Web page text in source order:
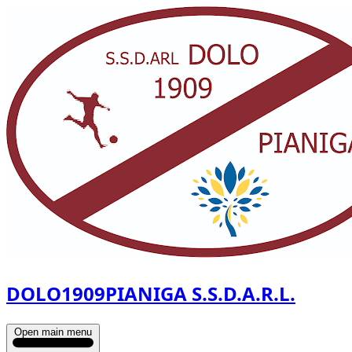
DOLO1909PIANIGA S.S.D.A.R.L.
Open main menu